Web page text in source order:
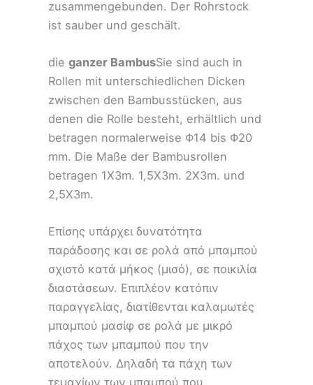
zusammengebunden. Der Rohrstock
ist sauber und geschält.
dieganzer BambusSie sind auch in
Rollen mit unterschiedlichen Dicken
zwischen den Bambusstücken, aus
denen die Rolle besteht, erhältlich und
betragen normalerweise Φ14 bis Φ20
mm. Die Maße der Bambusrollen
betragen 1X3m. 1,5X3m. 2X3m. und
2,5X3m.
Επίσης υπάρχει δυνατότητα
παράδοσης και σε ρολά από μπαμπού
σχιστό κατά μήκος (μισό), σε ποικιλία
διαστάσεων. Επιπλέον κατόπιν
παραγγελίας, διατίθενται καλαμωτές
μπαμπού μασίφ σε ρολά με μικρό
πάχος των μπαμπού που την
αποτελούν. Δηλαδή τα πάχη των